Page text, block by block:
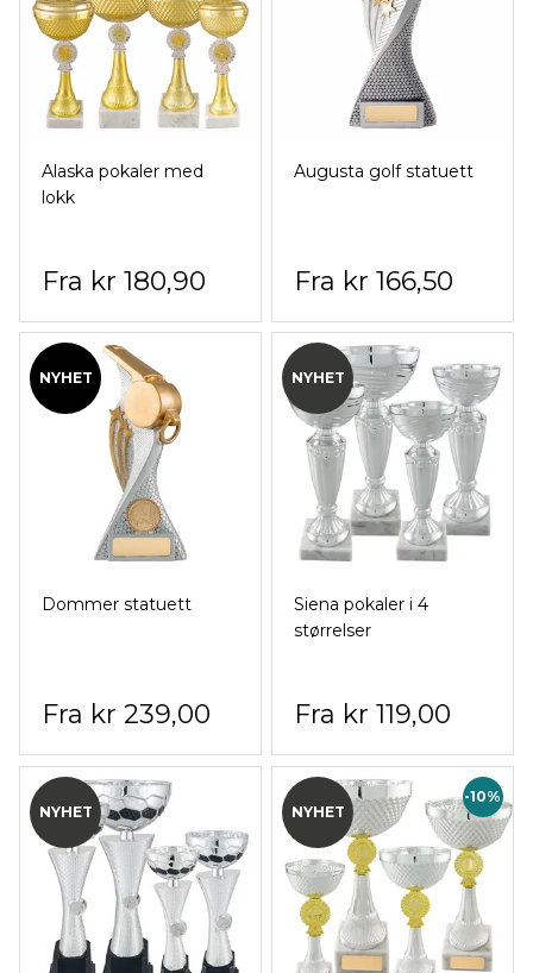
Alaska pokaler med
lokk
kr 180,90
Augusta golf statuett
kr 166,50
NYHET
Dommer statuett
kr 239,00
NYHET
Siena pokaler i 4
størrelser
kr 119,00
NYHET NYHET
-10%